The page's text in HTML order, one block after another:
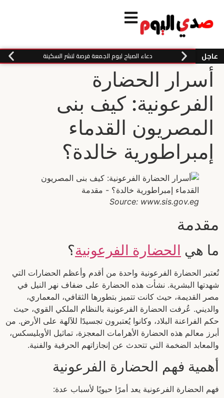
عاجل دعاء الصباح ليوم الجمعة فرصة لنشر السكينة
أسرار الحضارة
الفرعونية: كيف بنى
المصريون القدماء
إمبراطورية خالدة؟
Source: www.sis.gov.eg
مقدمة
ما هي الحضارة الفرعونية؟
تُعتبر الحضارة الفرعونية واحدة من أقدم وأعظم الحضارات التي
شهدتها البشرية. نشأت هذه الحضارة على ضفاف نهر النيل في
مصر القديمة، حيث كانت تتميز بتطورها الثقافي، المعماري،
والديني. عُرفت الحضارة الفرعونية بالنظام الملكي القوي، حيث
حكم الفراعنة البلاد، وكانوا يُعتبرون تجسيدًا للآلهة على الأرض. من
أبرز معالم هذه الحضارة الأهرامات المعجزة، تماثيل الأوبليسكس،
والمعابد الضخمة التي تتحدث عن إنجازاتهم الحرفية والفنية.
أهمية فهم الحضارة الفرعونية
فهم الحضارة الفرعونية يعد أمرًا حيويًا لأسباب عدة: